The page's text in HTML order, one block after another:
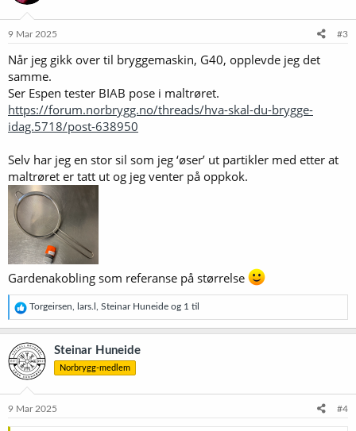
o
e
9 Mar 2025 #3
Når jeg gikk over til bryggemaskin, G40, opplevde jeg det
samme.
Ser Espen tester BIAB pose i maltrøret.
https://forum.norbrygg.no/threads/hva-skal-du-brygge-
idag.5718/post-638950
Selv har jeg en stor sil som jeg ‘øser’ ut partikler med etter at
maltrøret er tatt ut og jeg venter på oppkok.
Gardenakobling som referanse på størrelse
R
e
a
k
s
j
o
e
Torgeirsen lars.l Steinar Huneide og 1 til
Steinar Huneide
Norbrygg-medlem
9 Mar 2025 #4